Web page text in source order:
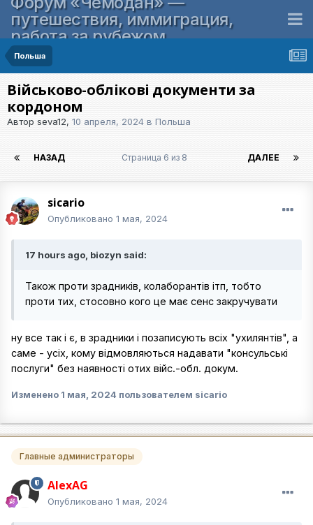
путешествия, иммиграция,
работа за рубежом
Польша
Військово-облікові документи за
кордоном
Автор seva12, 10 апреля, 2024 в Польша
НАЗАД ДАЛЕЕ
Страница 6 из 8
sicario
Опубликовано 1 мая, 2024
17 hours ago, biozyn said:
Також проти зрадників, колаборантів ітп, тобто
проти тих, стосовно кого це має сенс закручувати
ну все так і є, в зрадники і позаписують всіх "ухилянтів", а
саме - усіх, кому відмовляються надавати "консульські
послуги" без наявності отих війс.-обл. докум.
Изменено 1 мая, 2024 пользователем sicario
Главные администраторы
AlexAG
Опубликовано 1 мая, 2024